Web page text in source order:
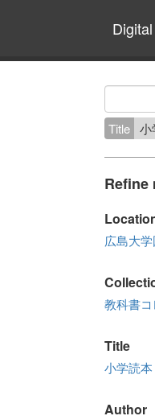
Title 小
Refine
広島大
教科書
Title
小学読
Author